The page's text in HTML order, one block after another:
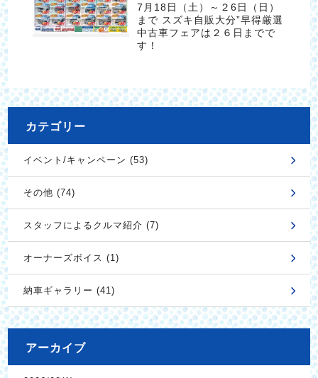
7月18日（土）～２6日（日）
まで スズキ自販大分”早得厳選
中古車フェアは２６日までで
す！
カテゴリー
イベント/キャンペーン (53)
その他 (74)
スタッフによるクルマ紹介 (7)
オーナーズボイス (1)
納車ギャラリー (41)
アーカイブ